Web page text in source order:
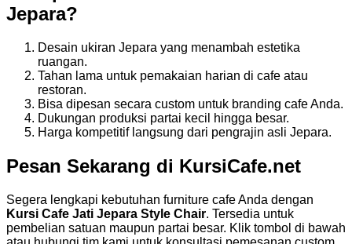
Jepara?
Desain ukiran Jepara yang menambah estetika
ruangan.
Tahan lama untuk pemakaian harian di cafe atau
restoran.
Bisa dipesan secara custom untuk branding cafe Anda.
Dukungan produksi partai kecil hingga besar.
Harga kompetitif langsung dari pengrajin asli Jepara.
Pesan Sekarang di KursiCafe.net
Segera lengkapi kebutuhan furniture cafe Anda dengan
Kursi Cafe Jati Jepara Style Chair. Tersedia untuk
pembelian satuan maupun partai besar. Klik tombol di bawah